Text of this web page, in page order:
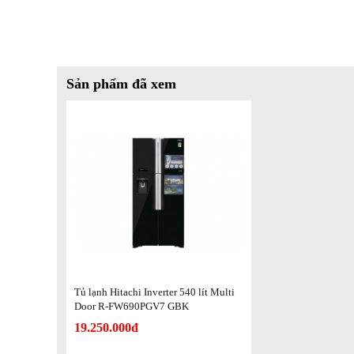
Sản phẩm đã xem
Tủ lạnh Hitachi Inverter 540 lít Multi
Door R-FW690PGV7 GBK
19.250.000đ